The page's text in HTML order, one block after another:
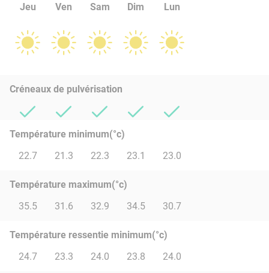
Jeu Ven Sam Dim Lun
Créneaux de pulvérisation
Température minimum(°c)
22.7
21.3 22.3 23.1 23.0
Température maximum(°c)
35.5
31.6 32.9 34.5 30.7
Température ressentie minimum(°c)
24.7
23.3 24.0 23.8 24.0